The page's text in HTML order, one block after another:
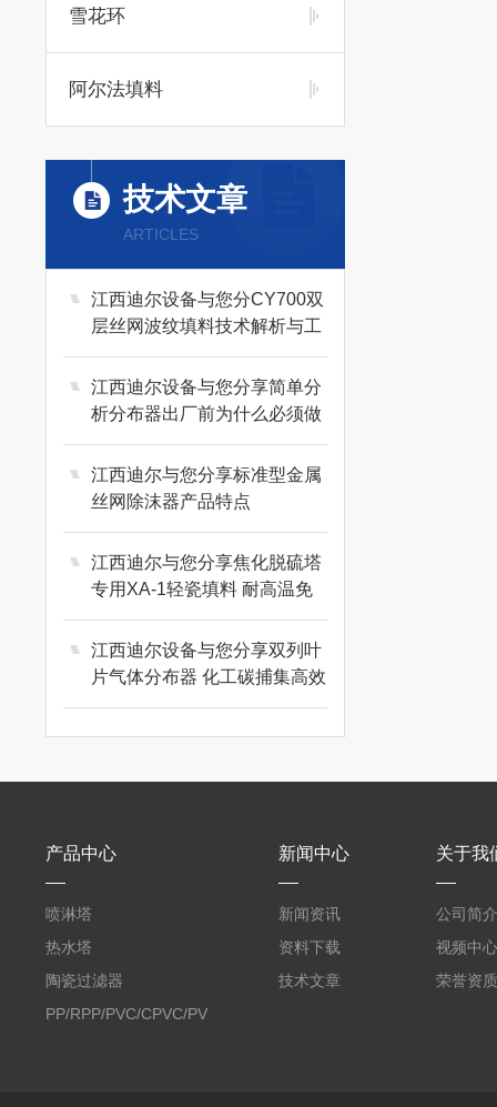
雪花环
阿尔法填料
技术文章
ARTICLES
江西迪尔设备与您分CY700双
层丝网波纹填料技术解析与工
程应用
江西迪尔设备与您分享简单分
析分布器出厂前为什么必须做
水力学计算？
江西迪尔与您分享标准型金属
丝网除沫器产品特点
江西迪尔与您分享焦化脱硫塔
专用XA-1轻瓷填料 耐高温免
维护
江西迪尔设备与您分享双列叶
片气体分布器 化工碳捕集高效
布气设备
产品中心
喷淋塔
热水塔
陶瓷过滤器
PP/RPP/PVC/CPVC/PVDF
新闻中心
新闻资讯
资料下载
技术文章
关于我
公司简介
视频中心
荣誉资质